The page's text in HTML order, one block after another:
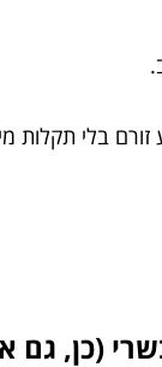
זורם בלי תקלות